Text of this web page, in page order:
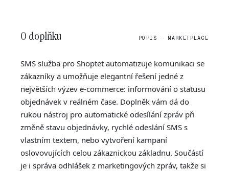
O doplňku POPIS · MARKETPLACE
SMS služba pro Shoptet automatizuje komunikaci se
zákazníky a umožňuje elegantní řešení jedné z
největších výzev e-commerce: informování o statusu
objednávek v reálném čase. Doplněk vám dá do
rukou nástroj pro automatické odesílání zpráv při
změně stavu objednávky, rychlé odeslání SMS s
vlastním textem, nebo vytvoření kampaní
oslovovujících celou zákaznickou základnu. Součástí
je i správa odhlášek z marketingových zpráv, takže si